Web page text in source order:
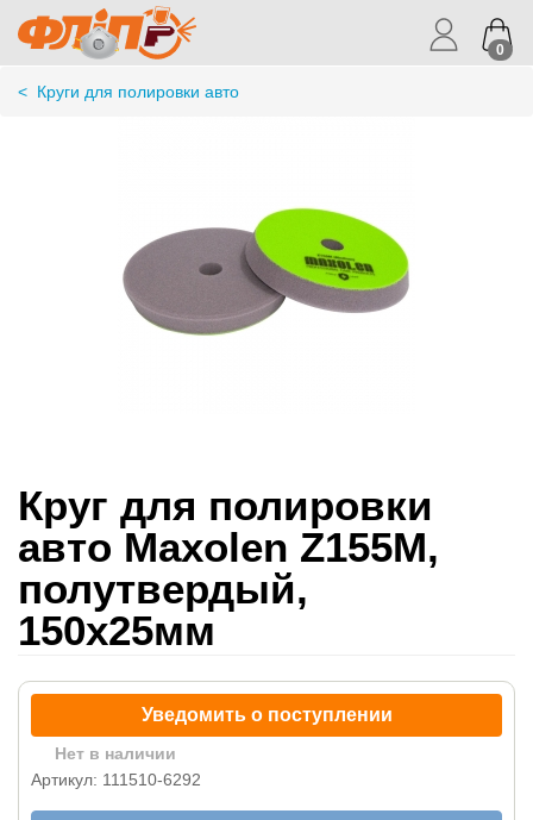
0
< Круги для полировки авто
Круг для полировки
авто Maxolen Z155M,
полутвердый,
150x25мм
Уведомить о поступлении
Нет в наличии
Артикул: 111510-6292